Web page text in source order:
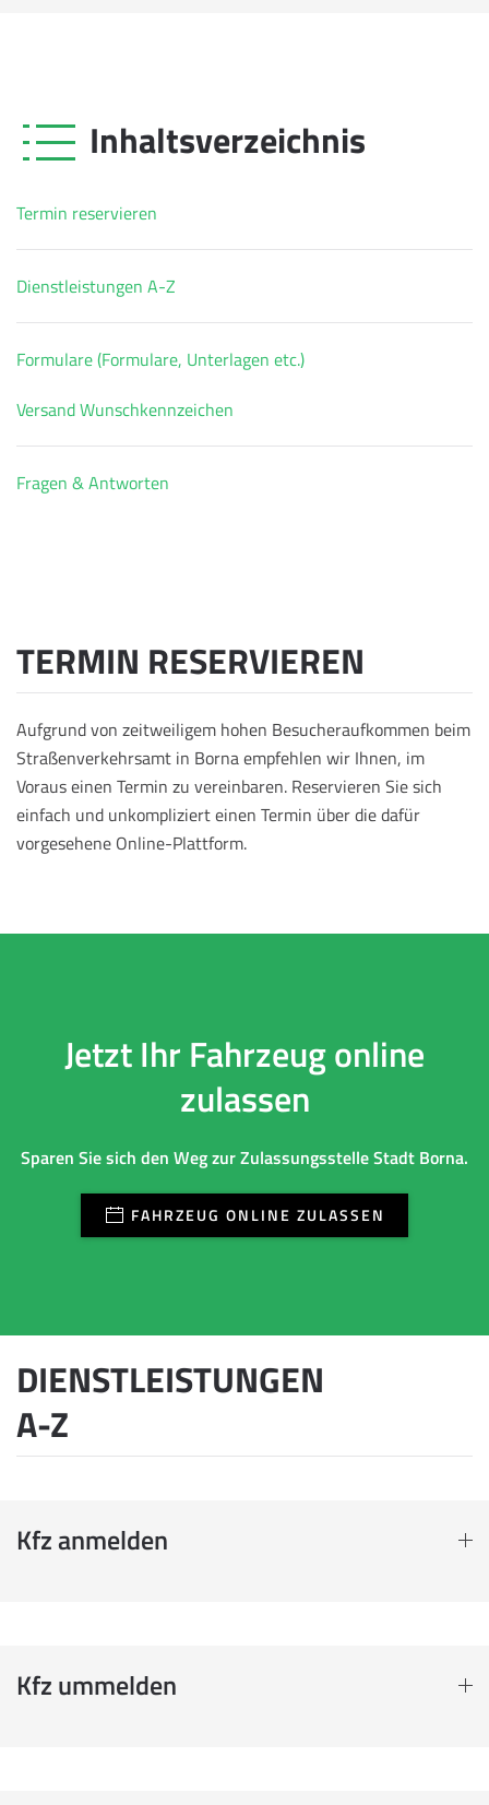
Inhaltsverzeichnis
Termin reservieren
Dienstleistungen A-Z
Formulare (Formulare, Unterlagen etc.)
Versand Wunschkennzeichen
Fragen & Antworten
TERMIN RESERVIEREN
Aufgrund von zeitweiligem hohen Besucheraufkommen beim
Straßenverkehrsamt in Borna empfehlen wir Ihnen, im
Voraus einen Termin zu vereinbaren. Reservieren Sie sich
einfach und unkompliziert einen Termin über die dafür
vorgesehene Online-Plattform.
Jetzt Ihr Fahrzeug online
zulassen
Sparen Sie sich den Weg zur Zulassungsstelle Stadt Borna.
FAHRZEUG ONLINE ZULASSEN
DIENSTLEISTUNGEN
A-Z
Kfz anmelden
Kfz ummelden